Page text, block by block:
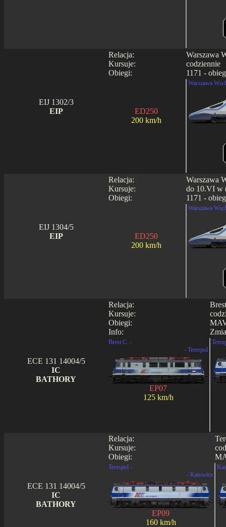
Relacja:
Kursuje:
Obiegi:
Warszawa
codziennie
1171 -
EIJ 1302/3
EIP
ED250
200 km/h
Warszawa
Relacja:
Kursuje:
Obiegi:
Warszawa
do 10.VI w
1171 -
EIJ 1304/5
EIP
ED250
200 km/h
Warszawa
Relacja:
Kursuje:
Obiegi:
Info:
ECE 131 14004/5
IC
BATHORY
Brest C. -
- Terespol
EP07
125 km/h
Relacja:
Kursuje:
Obiegi:
ECE 131 14004/5
IC
BATHORY
Terespol -
- Katowice
EP09
160 km/h